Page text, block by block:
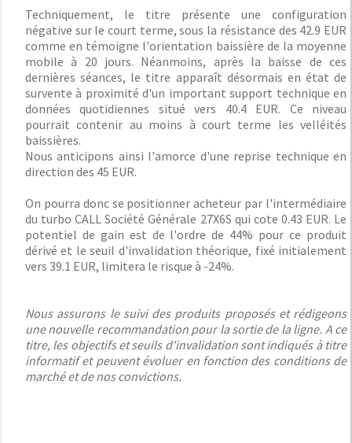
Techniquement, le titre présente une configuration
négative sur le court terme, sous la résistance des 42.9 EUR
comme en témoigne l'orientation baissière de la moyenne
mobile à 20 jours. Néanmoins, après la baisse de ces
dernières séances, le titre apparaît désormais en état de
survente à proximité d'un important support technique en
données quotidiennes situé vers 40.4 EUR. Ce niveau
pourrait contenir au moins à court terme les velléités
baissières.
Nous anticipons ainsi l'amorce d'une reprise technique en
direction des 45 EUR.
On pourra donc se positionner acheteur par l'intermédiaire
du turbo CALL Société Générale 27X6S qui cote 0.43 EUR. Le
potentiel de gain est de l'ordre de 44% pour ce produit
dérivé et le seuil d'invalidation théorique, fixé initialement
vers 39.1 EUR, limitera le risque à -24%.
Nous assurons le suivi des produits proposés et rédigeons
une nouvelle recommandation pour la sortie de la ligne. A ce
titre, les objectifs et seuils d'invalidation sont indiqués à titre
informatif et peuvent évoluer en fonction des conditions de
marché et de nos convictions.